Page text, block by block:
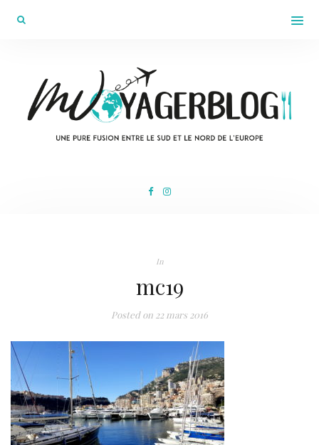
In
mc19
Posted on 22 mars 2016